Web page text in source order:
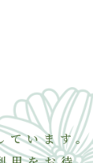
ています。